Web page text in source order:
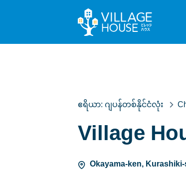
ဧရိယာ:ဂျပန်တစ်နိုင်ငံလုံး
Village
Okayama-ken,